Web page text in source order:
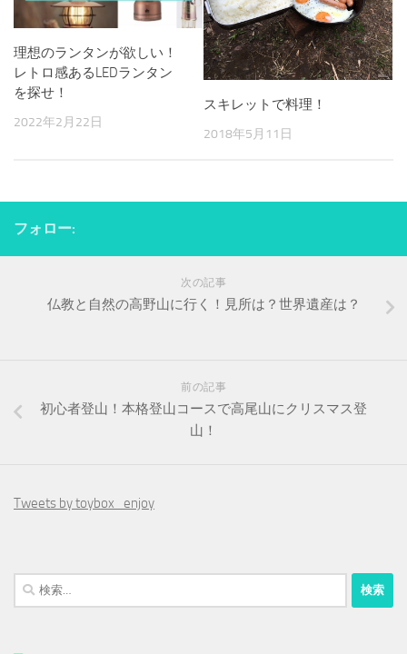
理想のランタンが欲しい！
レトロ感あるLEDランタン
を探せ！
2022年2月22日
スキレットで料理！
2018年5月11日
フォロー:
次の記事
仏教と自然の高野山に行く！見所は？世界遺産は？
前の記事
初心者登山！本格登山コースで高尾山にクリスマス登
山！
Tweets by toybox_enjoy
検
索: